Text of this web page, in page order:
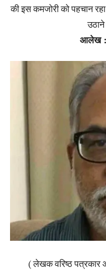
की इस कमजोरी को पहचान
आलेख :
( लेखक वरिष्ठ